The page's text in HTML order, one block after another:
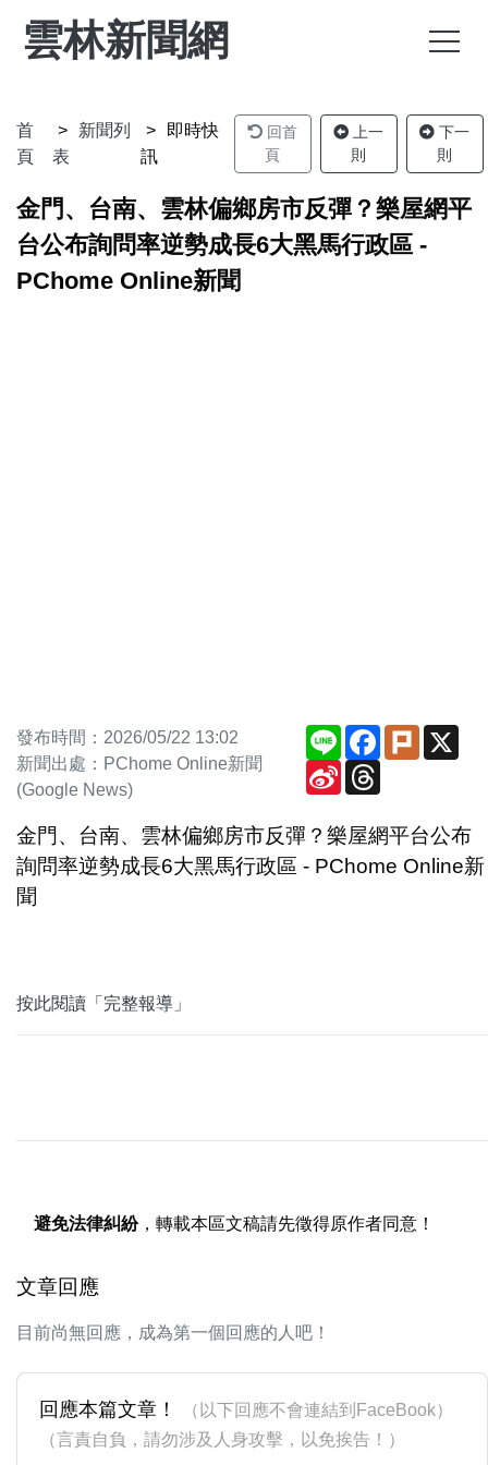
雲林新聞網
首
頁
新聞列
表
即時快
訊
回首
頁
上一
則
下一
則
金門、台南、雲林偏鄉房市反彈？樂屋網平
台公布詢問率逆勢成長6大黑馬行政區 -
PChome Online新聞
發布時間：2026/05/22 13:02
新聞出處：PChome Online新聞
(Google News)
Line Facebook
PlurkX
Sina
Weibo
Threads
金門、台南、雲林偏鄉房市反彈？樂屋網平台公布
詢問率逆勢成長6大黑馬行政區 - PChome Online新
聞
按此閱讀「完整報導」
避免法律糾紛，轉載本區文稿請先徵得原作者同意！
文章回應
目前尚無回應，成為第一個回應的人吧！
回應本篇文章！
（以下回應不會連結到FaceBook）
（言責自負，請勿涉及人身攻擊，以免挨告！）